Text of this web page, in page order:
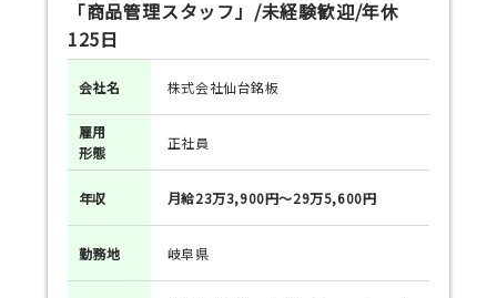
「商品管理スタッフ」/未経験歓迎/年休
125日
会社名 株式会社仙台銘板
雇用
形態
正社員
年収 月給23万3,900円～29万5,600円
勤務地 岐阜県